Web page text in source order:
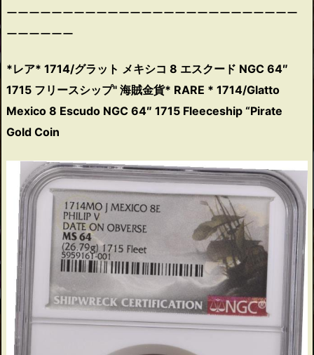
ーーーーーーーーーーーーーーーーーーーーーーーーーー
ーーーーーー
*レア* 1714/グラット メキシコ 8 エスクード NGC 64″
1715 フリースシップ" 海賊金貨* RARE * 1714/Glatto
Mexico 8 Escudo NGC 64″ 1715 Fleeceship “Pirate
Gold Coin